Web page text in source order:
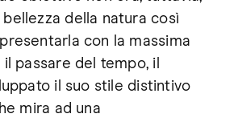
della natura così
con la massima
passare del tempo, il
il suo stile distintivo
mira ad una